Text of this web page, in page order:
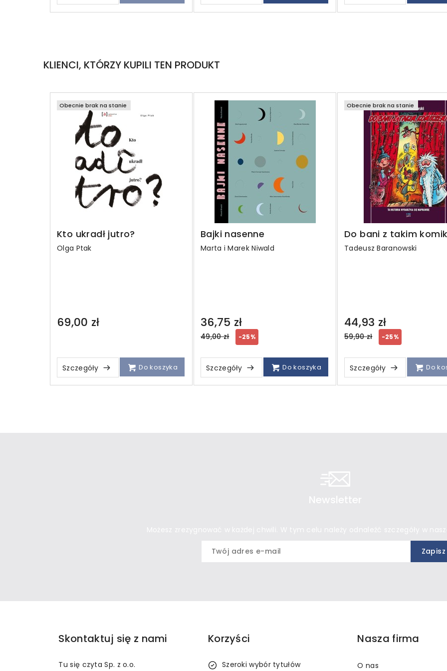
KLIENCI, KTÓRZY KUPILI TEN PRODUKT
Obecnie brak na stanie
Kto ukradł jutro?
Olga Ptak
69,00 zł
Szczegóły Do koszyka
Bajki nasenne
Marta i Marek Niwald
36,75 zł
Regular
49,00 zł -25%
Szczegóły Do koszyka
Obecnie brak na stanie
Do bani z takim
Tadeusz Baranowski
44,93 zł
Regular
59,90 zł -25%
Szczegóły Do
Skontaktuj się z nami
Tu się czyta Sp. z o.o.
Korzyści
Szeroki wybór tytułów
Nasza firma
O nas